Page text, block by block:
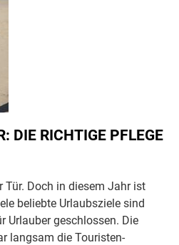
DIE RICHTIGE PFLEGE
Tür. Doch in diesem Jahr ist
beliebte Urlaubsziele sind
Urlauber geschlossen. Die
langsam die Touristen-